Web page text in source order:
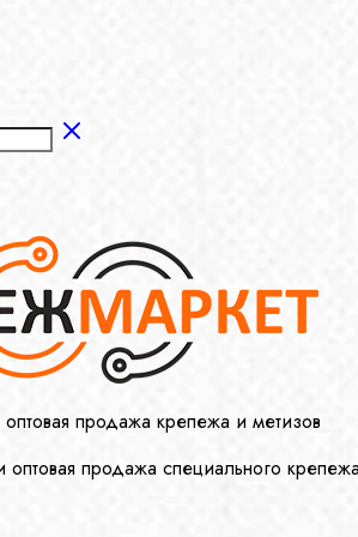
продажа крепежа и метизов
оптовая продажа специального